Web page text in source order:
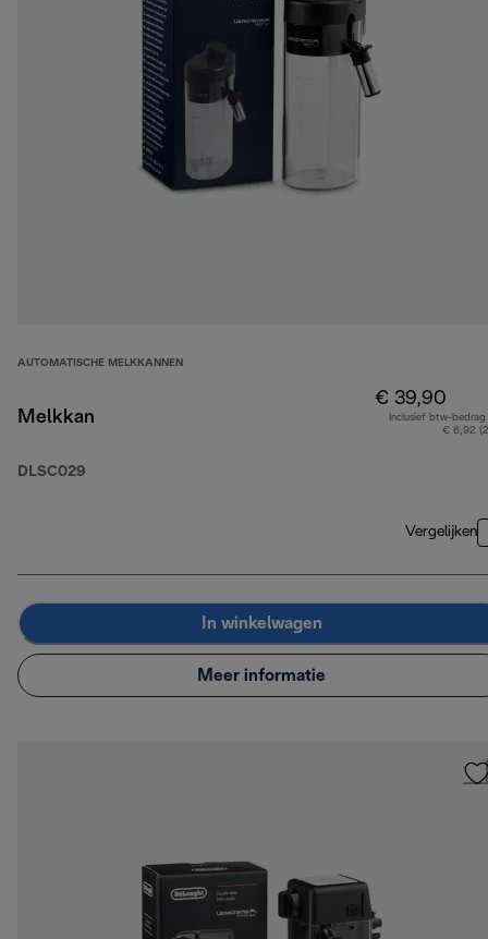
AUTOMATISCHE MELKKANNEN
Melkkan
DLSC029
€ 39,90
Inclusief btw-bedrag
€ 6,92
Vergelijken
In winkelwagen
Meer informatie